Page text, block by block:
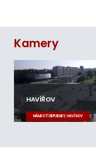
Kamery
HAVÍŘOV
NÁMĚSTÍ REPUBLIKY, HAVÍŘOV